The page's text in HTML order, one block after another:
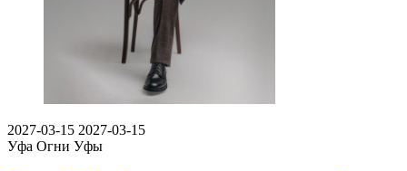
2027-03-15 2027-03-15
Уфа Огни Уфы